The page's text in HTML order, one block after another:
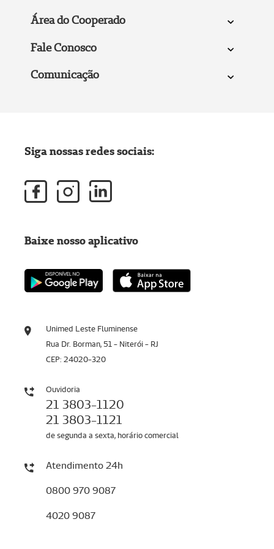
Área do Cooperado
Fale Conosco
Comunicação
Unimed Leste Fluminense
Rua Dr. Borman, 51 - Niterói - RJ
CEP: 24020-320
Ouvidoria
21 3803-1120
21 3803-1121
de segunda a sexta, horário comercial
Atendimento 24h
0800 970 9087
4020 9087
Siga nossas redes sociais:
Baixe nosso aplicativo